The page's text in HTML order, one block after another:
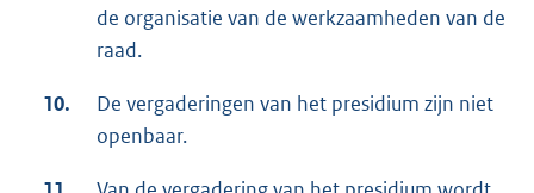
de organisatie van de werkzaamheden van de
raad.
10.
De vergaderingen van het presidium zijn niet
openbaar.